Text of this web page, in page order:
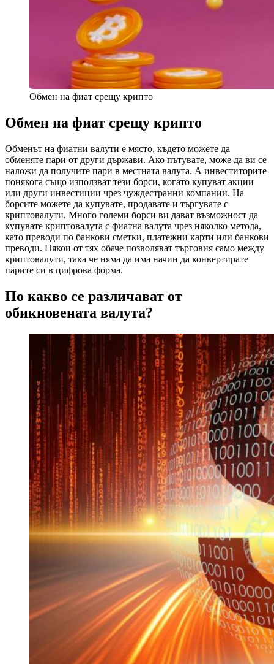
Обмен на фиат срещу крипто
Обмен на фиат срещу крипто
Обменът на фиатни валути е място, където можете да
обменяте пари от други държави. Ако пътувате, може да ви се
наложи да получите пари в местната валута. А инвеститорите
понякога също използват тези борси, когато купуват акции
или други инвестиции чрез чуждестранни компании. На
борсите можете да купувате, продавате и търгувате с
криптовалути. Много големи борси ви дават възможност да
купувате криптовалута с фиатна валута чрез няколко метода,
като преводи по банкови сметки, платежни карти или банкови
преводи. Някои от тях обаче позволяват търговия само между
криптовалути, така че няма да има начин да конвертирате
парите си в цифрова форма.
По какво се различават от
обикновената валута?